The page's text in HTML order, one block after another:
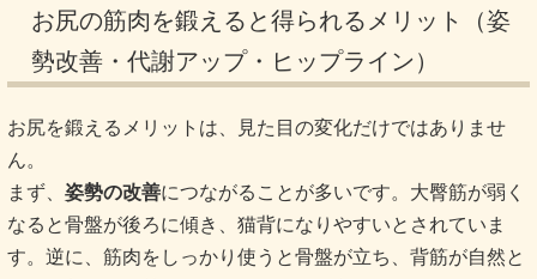
お尻の筋肉を鍛えると得られるメリット（姿
勢改善・代謝アップ・ヒップライン）
お尻を鍛えるメリットは、見た目の変化だけではありませ
ん。
まず、 姿勢の改善につながることが多いです。大臀筋が弱く
なると骨盤が後ろに傾き、猫背になりやすいとされていま
す。逆に、筋肉をしっかり使うと骨盤が立ち、背筋が自然と